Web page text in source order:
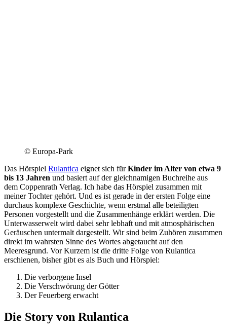
© Europa-Park
Das Hörspiel Rulantica eignet sich fürKinder im Alter von etwa 9
bis 13 Jahren und basiert auf der gleichnamigen Buchreihe aus
dem Coppenrath Verlag. Ich habe das Hörspiel zusammen mit
meiner Tochter gehört. Und es ist gerade in der ersten Folge eine
durchaus komplexe Geschichte, wenn erstmal alle beteiligten
Personen vorgestellt und die Zusammenhänge erklärt werden. Die
Unterwasserwelt wird dabei sehr lebhaft und mit atmosphärischen
Geräuschen untermalt dargestellt. Wir sind beim Zuhören zusammen
direkt im wahrsten Sinne des Wortes abgetaucht auf den
Meeresgrund. Vor Kurzem ist die dritte Folge von Rulantica
erschienen, bisher gibt es als Buch und Hörspiel:
Die verborgene Insel
Die Verschwörung der Götter
Der Feuerberg erwacht
Die Story von Rulantica